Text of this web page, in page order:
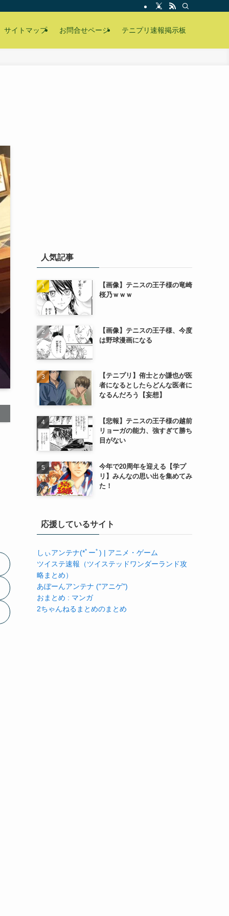
サイトマップ お問合せページ テニプリ速報掲示板
人気記事
【画像】テニスの王子様の竜崎
桜乃ｗｗｗ
【画像】テニスの王子様、今度
は野球漫画になる
【テニプリ】侑士とか謙也が医
者になるとしたらどんな医者に
なるんだろう【妄想】
【悲報】テニスの王子様の越前
リョーガの能力、強すぎて勝ち
目がない
今年で20周年を迎える【学プ
リ】みんなの思い出を集めてみ
た！
応援しているサイト
しぃアンテナ(*ﾟーﾟ) | アニメ・ゲーム
ツイステ速報（ツイステッドワンダーランド攻
略まとめ）
あぼーんアンテナ ("アニゲ")
おまとめ : マンガ
2ちゃんねるまとめのまとめ